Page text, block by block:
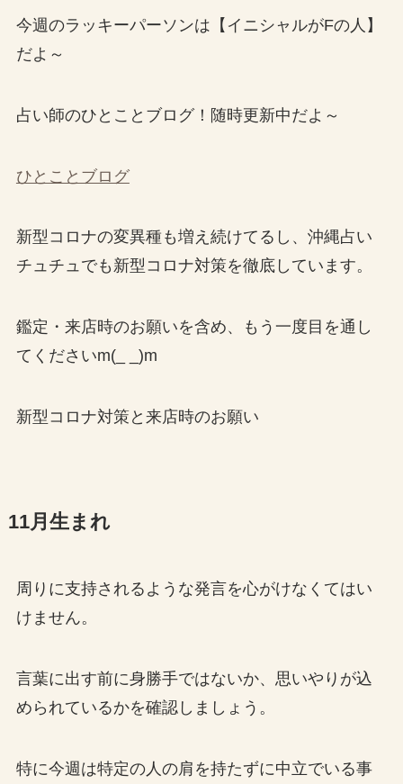
今週のラッキーパーソンは【イニシャルがFの人】
だよ～
占い師のひとことブログ！随時更新中だよ～
ひとことブログ
新型コロナの変異種も増え続けてるし、沖縄占い
チュチュでも新型コロナ対策を徹底しています。
鑑定・来店時のお願いを含め、もう一度目を通し
てくださいm(_ _)m
新型コロナ対策と来店時のお願い
11月生まれ
周りに支持されるような発言を心がけなくてはい
けません。
言葉に出す前に身勝手ではないか、思いやりが込
められているかを確認しましょう。
特に今週は特定の人の肩を持たずに中立でいる事